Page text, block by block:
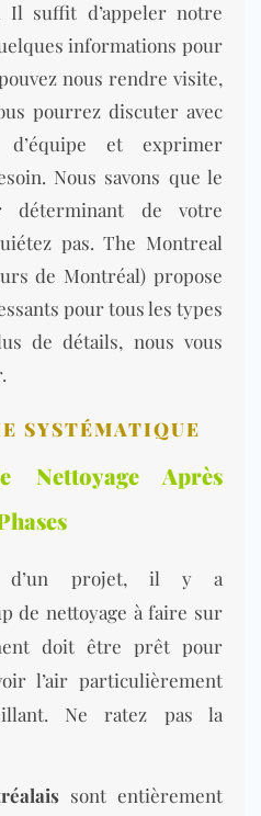
Il suffit d’appeler notre
informations pour
nous rendre visite,
pourrez discuter avec
et exprimer
Nous savons que le
de votre
pas. The Montreal
de Montréal) propose
pour tous les types
de détails, nous vous
SYSTÉMATIQUE
Nettoyage Après
d’un projet, il y a
de nettoyage à faire sur
doit être prêt pour
l’air particulièrement
Ne ratez pas la
sont entièrement